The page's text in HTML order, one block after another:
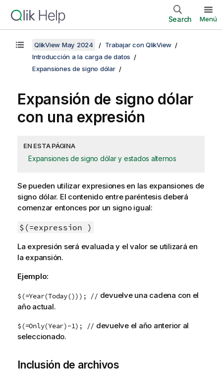
Search Menú
QlikView May 2024
Trabajar con QlikView
Introducción a la carga de datos
Expansiones de signo dólar
Expansión de signo dólar
con una expresión
EN ESTA PÁGINA
Expansiones de signo dólar y estados alternos
Se pueden utilizar expresiones en las expansiones de
signo dólar. El contenido entre paréntesis deberá
comenzar entonces por un signo igual:
$(=expression )
La expresión será evaluada y el valor se utilizará en
la expansión.
Ejemplo:
$(=Year(Today())); // devuelve una cadena con el
año actual.
$(=Only(Year)-1); // devuelve el año anterior al
seleccionado.
Inclusión de archivos